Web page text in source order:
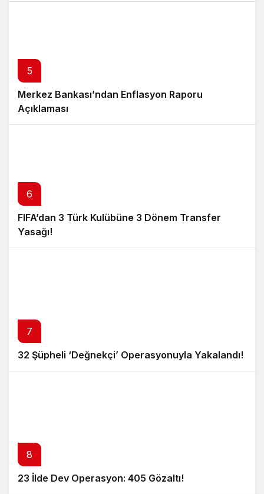
5
Merkez Bankası’ndan Enflasyon Raporu
Açıklaması
6
FIFA’dan 3 Türk Kulübüne 3 Dönem Transfer
Yasağı!
7
32 Şüpheli ‘Değnekçi’ Operasyonuyla Yakalandı!
8
23 İlde Dev Operasyon: 405 Gözaltı!